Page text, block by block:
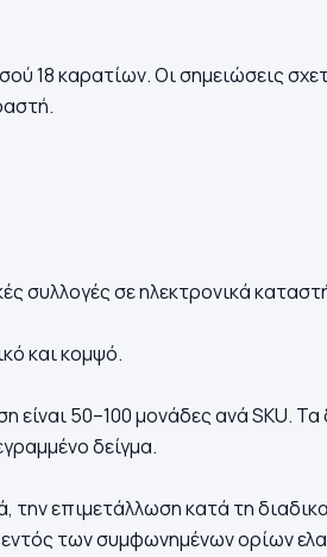
18 καρατίων. Οι σημειώσεις
συλλογές σε ηλεκτρονικά
και κομψό.
είναι 50–100 μονάδες ανά SKU.
δείγμα.
την επιμετάλλωση κατά τη
των συμφωνημένων ορίων